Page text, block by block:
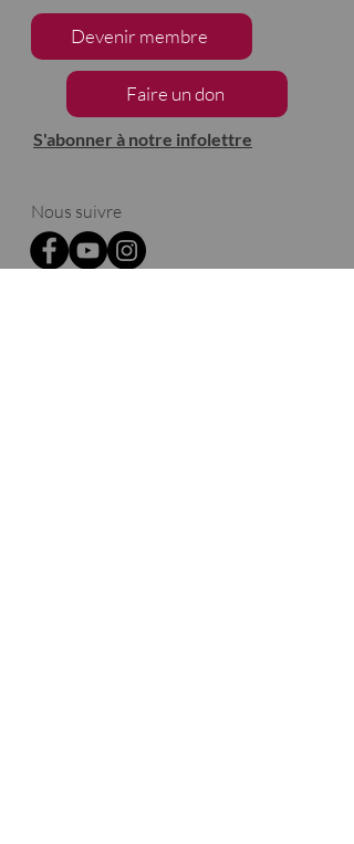
Devenir membre
Faire un don
S'abonner à notre infolettre
Nous suivre